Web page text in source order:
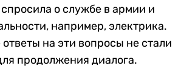
о службе в армии и
например, электрика.
на эти вопросы не стали
продолжения диалога.